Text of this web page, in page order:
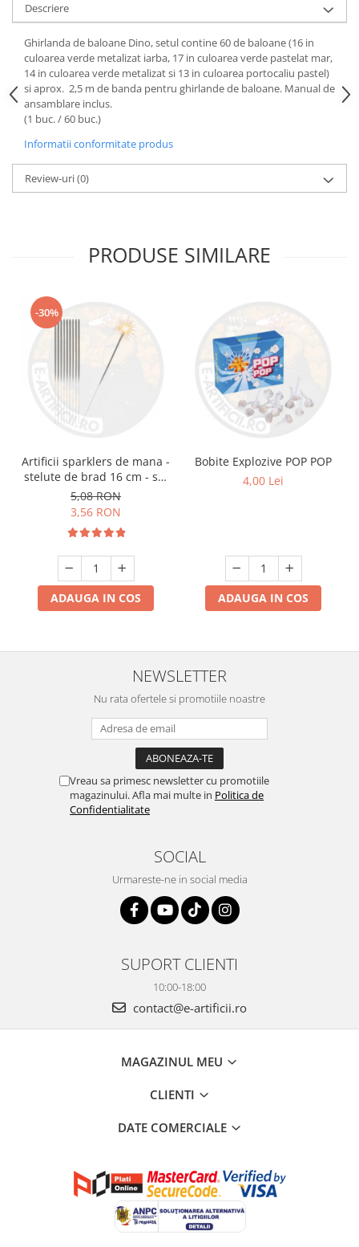
Descriere
Ghirlanda de baloane Dino, setul contine 60 de baloane (16 in
culoarea verde metalizat iarba, 17 in culoarea verde pastelat mar,
14 in culoarea verde metalizat si 13 in culoarea portocaliu pastel)
si aprox. 2,5 m de banda pentru ghirlande de baloane. Manual de
ansamblare inclus.
(1 buc. / 60 buc.)
Informatii conformitate produs
Review-uri(0)
PRODUSE SIMILARE
-30%
Artificii sparklers de mana -
stelute de brad 16 cm - set
10 buc
5,08 RON
3,56 RON
ADAUGA IN COS
Bobite Explozive POP POP
4,00 Lei
ADAUGA IN COS
NEWSLETTER
Nu rata ofertele si promotiile noastre
Vreau sa primesc newsletter cu promotiile
magazinului. Afla mai multe in Politica de
Confidentialitate
SOCIAL
Urmareste-ne in social media
SUPORT CLIENTI
10:00-18:00
contact@e-artificii.ro
MAGAZINUL MEU
CLIENTI
DATE COMERCIALE